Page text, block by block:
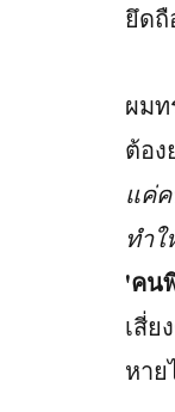
ยึดถื
ผมท
ต้อง
แค่ค
ทำ
'คน
เสี่ย
หาย